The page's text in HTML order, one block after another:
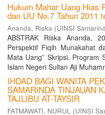
Hukum Mahar Uang Hias
dan UU No.7 Tahun 2011
Ananda, Riska (UINSI
ABSTRAK Riska Ananda,
Perspektif Fiqih Munakahat
Mata Uang” Skripsi, Program
Islam Negeri Sultan Aji
IHDAD BAGI WANITA
SAMARINDA TINJAUAN
TAJLIBU AT-TAYSIR
FATMAWATI, NURUL (UINSI